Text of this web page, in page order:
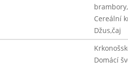
Cereální
Džus,čaj
Domácí